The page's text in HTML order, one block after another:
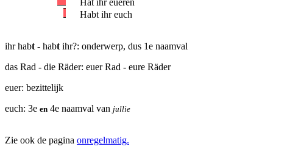
Hat ihr eueren
Habt ihr euch
ihr habt - habt ihr?: onderwerp, dus 1e naamval
das Rad - die Räder: euer Rad - eure Räder
euer: bezittelijk
euch: 3e en 4e naamval van jullie
Zie ook de pagina onregelmatig.